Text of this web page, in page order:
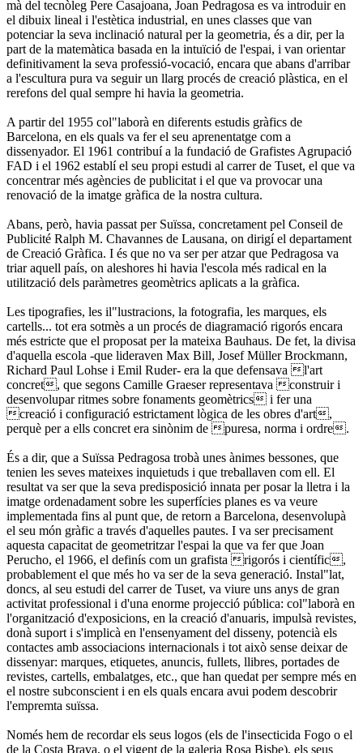
mà del tecnòleg Pere Casajoana, Joan Pedragosa es va introduir en
el dibuix lineal i l'estètica industrial, en unes classes que van
potenciar la seva inclinació natural per la geometria, és a dir, per la
part de la matemàtica basada en la intuïció de l'espai, i van orientar
definitivament la seva professió-vocació, encara que abans d'arribar
a l'escultura pura va seguir un llarg procés de creació plàstica, en el
rerefons del qual sempre hi havia la geometria.
A partir del 1955 col"laborà en diferents estudis gràfics de
Barcelona, en els quals va fer el seu aprenentatge com a
dissenyador. El 1961 contribuí a la fundació de Grafistes Agrupació
FAD i el 1962 establí el seu propi estudi al carrer de Tuset, el que va
concentrar més agències de publicitat i el que va provocar una
renovació de la imatge gràfica de la nostra cultura.
Abans, però, havia passat per Suïssa, concretament pel Conseil de
Publicité Ralph M. Chavannes de Lausana, on dirigí el departament
de Creació Gràfica. I és que no va ser per atzar que Pedragosa va
triar aquell país, on aleshores hi havia l'escola més radical en la
utilització dels paràmetres geomètrics aplicats a la gràfica.
Les tipografies, les il"lustracions, la fotografia, les marques, els
cartells... tot era sotmès a un procés de diagramació rigorós encara
més estricte que el proposat per la mateixa Bauhaus. De fet, la divisa
d'aquella escola -que lideraven Max Bill, Josef Müller Brockmann,
Richard Paul Lohse i Emil Ruder- era la que defensava l'art
concret, que segons Camille Graeser representava construir i
desenvolupar ritmes sobre fonaments geomètrics i fer una
creació i configuració estrictament lògica de les obres d'art,
perquè per a ells concret era sinònim de puresa, norma i ordre.
És a dir, que a Suïssa Pedragosa trobà unes ànimes bessones, que
tenien les seves mateixes inquietuds i que treballaven com ell. El
resultat va ser que la seva predisposició innata per posar la lletra i la
imatge ordenadament sobre les superfícies planes es va veure
implementada fins al punt que, de retorn a Barcelona, desenvolupà
el seu món gràfic a través d'aquelles pautes. I va ser precisament
aquesta capacitat de geometritzar l'espai la que va fer que Joan
Perucho, el 1966, el definís com un grafista rigorós i científic,
probablement el que més ho va ser de la seva generació. Instal"lat,
doncs, al seu estudi del carrer de Tuset, va viure uns anys de gran
activitat professional i d'una enorme projecció pública: col"laborà en
l'organització d'exposicions, en la creació d'anuaris, impulsà revistes,
donà suport i s'implicà en l'ensenyament del disseny, potencià els
contactes amb associacions internacionals i tot això sense deixar de
dissenyar: marques, etiquetes, anuncis, fullets, llibres, portades de
revistes, cartells, embalatges, etc., que han quedat per sempre més en
el nostre subconscient i en els quals encara avui podem descobrir
l'empremta suïssa.
Només hem de recordar els seus logos (els de l'insecticida Fogo o el
de la Costa Brava, o el vigent de la galeria Rosa Bisbe), els seus